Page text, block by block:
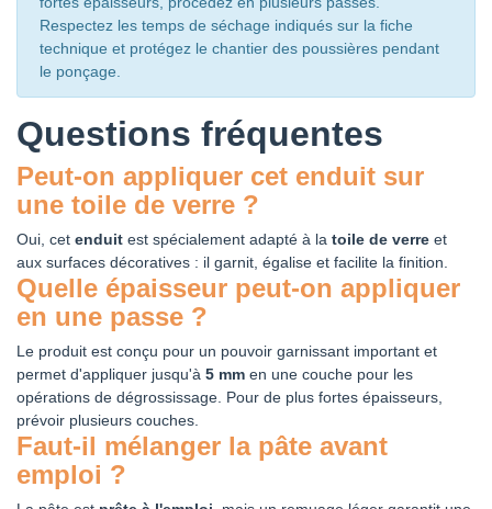
Respectez les temps de séchage indiqués sur la fiche
technique et protégez le chantier des poussières pendant
le ponçage.
Questions fréquentes
Peut-on appliquer cet enduit sur
une toile de verre ?
Oui, cet enduit est spécialement adapté à la toile de verre et
aux surfaces décoratives : il garnit, égalise et facilite la finition.
Quelle épaisseur peut-on appliquer
en une passe ?
Le produit est conçu pour un pouvoir garnissant important et
permet d'appliquer jusqu'à 5 mm en une couche pour les
opérations de dégrossissage. Pour de plus fortes épaisseurs,
prévoir plusieurs couches.
Faut-il mélanger la pâte avant
emploi ?